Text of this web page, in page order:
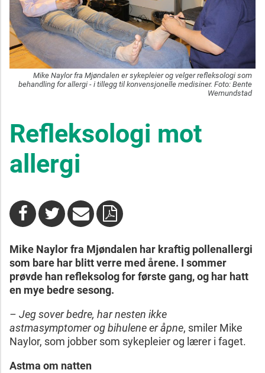
Mike Naylor fra Mjøndalen er sykepleier og velger refleksologi som
behandling for allergi - i tillegg til konvensjonelle medisiner. Foto: Bente
Wemundstad
Refleksologi mot
allergi
Mike Naylor fra Mjøndalen har kraftig pollenallergi
som bare har blitt verre med årene. I sommer
prøvde han refleksolog for første gang, og har hatt
en mye bedre sesong.
– Jeg sover bedre, har nesten ikke
astmasymptomer og bihulene er åpne, smiler Mike
Naylor, som jobber som sykepleier og lærer i faget.
Astma om natten